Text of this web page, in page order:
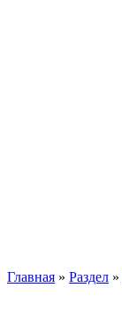
Главная » Раздел »